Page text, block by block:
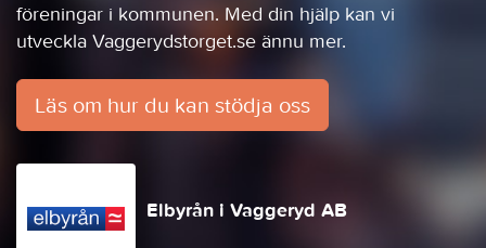
föreningar i kommunen. Med din hjälp kan vi
utveckla Vaggerydstorget.se ännu mer.
Läs om hur du kan stödja oss
Elbyrån i Vaggeryd AB